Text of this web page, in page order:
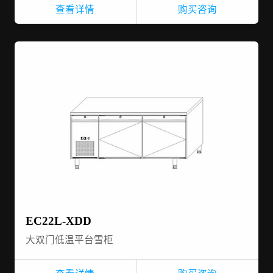
查看详情 购买咨询
EC22L-XDD
大双门低温平台雪柜